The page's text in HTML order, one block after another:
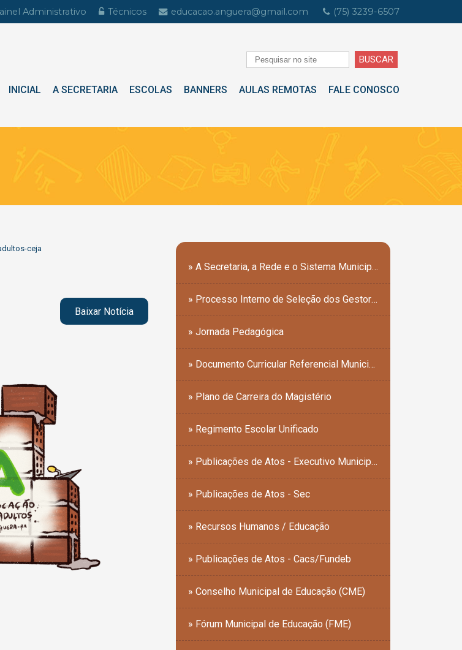
Administrativo Técnicos educacao.anguera@gmail.com (75) 3239-6507
INICIAL A SECRETARIA ESCOLAS BANNERS AULAS REMOTAS FALE CONOSCO
ceja
Baixar Notícia
» A Secretaria, a Rede e o Sistema Municipal de Ensino
» Processo Interno de Seleção dos Gestores Escolares
» Jornada Pedagógica
» Documento Curricular Referencial Municipal (DCRM)
» Plano de Carreira do Magistério
» Regimento Escolar Unificado
» Publicações de Atos - Executivo Municipal
» Publicações de Atos - Sec
» Recursos Humanos / Educação
» Publicações de Atos - Cacs/Fundeb
» Conselho Municipal de Educação (CME)
» Fórum Municipal de Educação (FME)